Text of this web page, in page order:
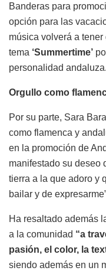
Banderas para
opción para las
música volverá a
tema ‘Summertime’
personalidad andaluza.
Orgullo como
Por su parte, Sara
como flamenca y
en la promoción de
manifestado su deseo
tierra a la que adoro y
bailar y de
Ha resaltado además
a la comunidad “a
pasión, el color, la
siendo además en un